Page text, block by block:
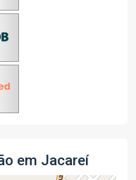
em Jacareí